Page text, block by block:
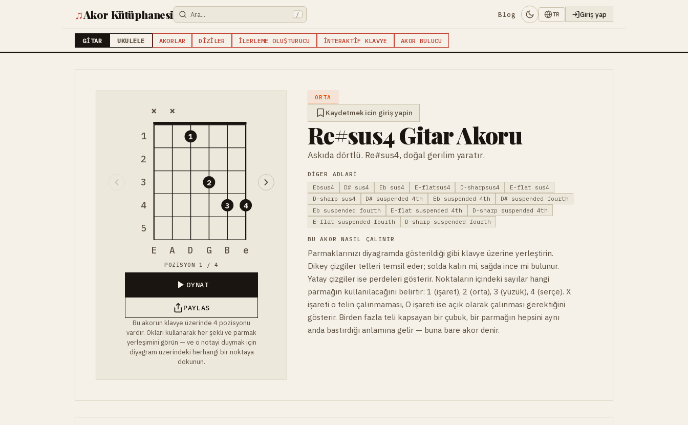
♫Akor Kütüphanesi / Blog TR Giriş yap
GITAR UKULELE AKORLAR DIZILER İLERLEME OLUŞTURUCU İNTERAKTIF KLAVYE AKOR BULUCU
1
2
3
4
5
× ×
1
2
3 4
E A D G B e
POZISYON 1 / 4
OYNAT
PAYLAS
Bu akorun klavye üzerinde 4 pozisyonu
vardir. Okları kullanarak her şekli ve parmak
yerleşimini görün — ve o notayi duymak için
diyagram üzerindeki herhangi bir noktaya
dokunun.
ORTA
Kaydetmek icin giriş yapin
Re#sus4 Gitar Akoru
Askıda dörtlü. Re#sus4, doğal gerilim yaratır.
DIGER ADLARI
Ebsus4
D# sus4 Eb sus4 E-flatsus4 D-sharpsus4
E-flat sus4
D-sharp sus4
D# suspended 4th Eb suspended 4th
D# suspended fourth
Eb suspended fourth
E-flat suspended 4th
D-sharp suspended 4th
E-flat suspended fourth
D-sharp suspended fourth
BU AKOR NASIL ÇALINIR
Parmaklarınızı diyagramda gösterildiği gibi klavye üzerine yerleştirin.
Dikey çizgiler telleri temsil eder; solda kalın mi, sağda ince mi bulunur.
Yatay çizgiler ise perdeleri gösterir. Noktaların içindeki sayılar hangi
parmağın kullanılacağını belirtir: 1 (işaret), 2 (orta), 3 (yüzük), 4 (serçe). X
işareti o telin çalınmaması, O işareti ise açık olarak çalınması gerektiğini
gösterir. Birden fazla teli kapsayan bir çubuk, bir parmağın hepsini aynı
anda bastırdığı anlamına gelir — buna bare akor denir.